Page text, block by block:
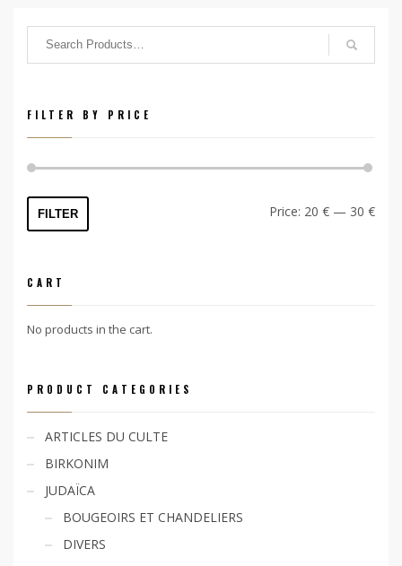
FILTER BY PRICE
Min
Max
FILTER Price: 20 € — 30 €
CART
No products in the cart.
PRODUCT CATEGORIES
ARTICLES DU CULTE
BIRKONIM
JUDAÏCA
BOUGEOIRS ET CHANDELIERS
DIVERS